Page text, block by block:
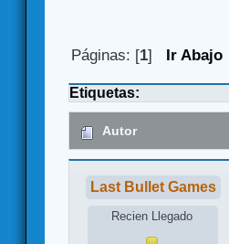
Páginas: [1] Ir Abajo
Etiquetas:
Autor
Last Bullet Games
Recien Llegado